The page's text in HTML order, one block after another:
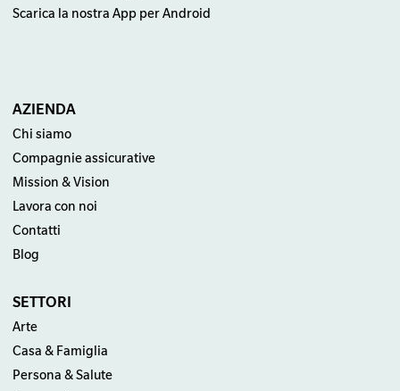
Scarica la nostra App per Android
AZIENDA
Chi siamo
Compagnie assicurative
Mission & Vision
Lavora con noi
Contatti
Blog
SETTORI
Arte
Casa & Famiglia
Persona & Salute